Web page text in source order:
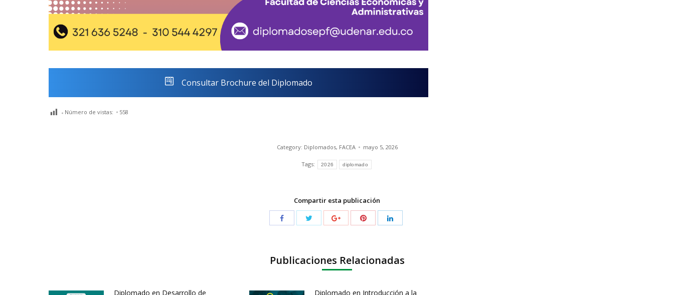
Consultar Brochure del Diplomado
Número de vistas: 558
Category: Diplomados, FACEA mayo 5, 2026
Tags: 2026 diplomado
Compartir esta publicación
Publicaciones Relacionadas
Diplomado en Desarrollo de
Diplomado en Introducción a la